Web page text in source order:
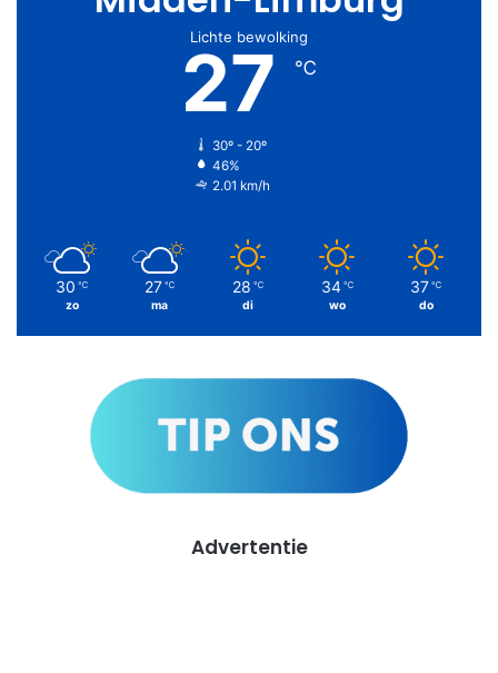
Lichte bewolking
27 ℃
30º - 20º
46%
2.01 km/h
30 ℃
zo
27 ℃
ma
28 ℃
di
34 ℃
wo
37 ℃
do
Advertentie